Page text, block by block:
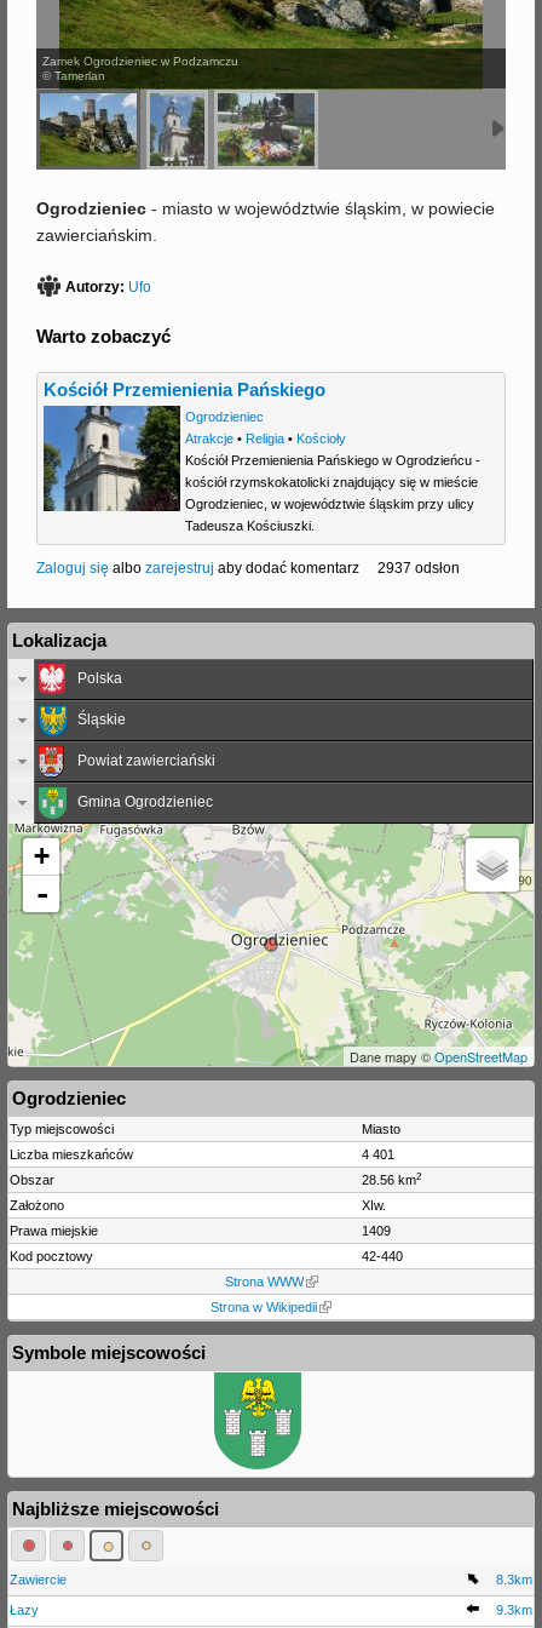
Zamek Ogrodzieniec w Podzamczu
© Tamerlan
Ogrodzieniec - miasto w województwie śląskim, w powiecie
zawierciańskim.
Autorzy: Ufo
Warto zobaczyć
Kościół Przemienienia Pańskiego
Ogrodzieniec
Atrakcje• Religia• Kościoły
Kościół Przemienienia Pańskiego w Ogrodzieńcu -
kościół rzymskokatolicki znajdujący się w mieście
Ogrodzieniec, w województwie śląskim przy ulicy
Tadeusza Kościuszki.
Zaloguj się albo zarejestruj aby dodać komentarz 2937 odsłon
Lokalizacja
Polska
Śląskie
Powiat zawierciański
Gmina Ogrodzieniec
+
-
Dane mapy ©OpenStreetMap
Ogrodzieniec
Typ miejscowości
Miasto
Liczba mieszkańców
4 401
Obszar
28.56 km2
Założono
XIw.
Prawa miejskie
1409
Kod pocztowy
42-440
Strona WWW
Strona w Wikipedii
Symbole miejscowości
Najbliższe miejscowości
Zawiercie 8.3km
Łazy 9.3km